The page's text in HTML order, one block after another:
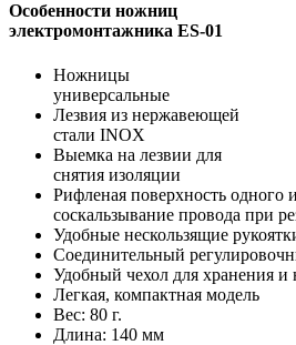
Особенности ножниц
электромонтажника ES-01
Ножницы
универсальные
Лезвия из нержавеющей
стали INOX
Выемка на лезвии для
снятия изоляции
Рифленая поверхность одного
соскальзывание провода при
Удобные нескользящие
Соединительный
Удобный чехол для хранения и
Легкая, компактная модель
Вес: 80 г.
Длина: 140 мм